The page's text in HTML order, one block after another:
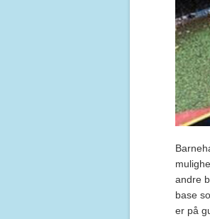
andre
base
er på